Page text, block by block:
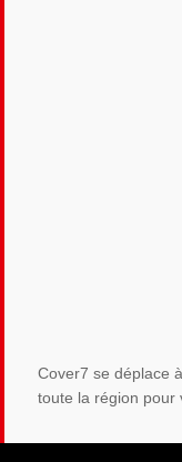
Cover7 se déplace à
toute la région pour